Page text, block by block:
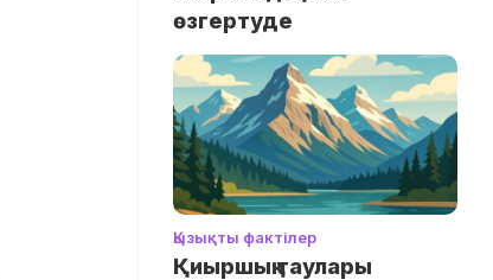
өзгертуде
Қызықты фактілер
Қиыршық таулары